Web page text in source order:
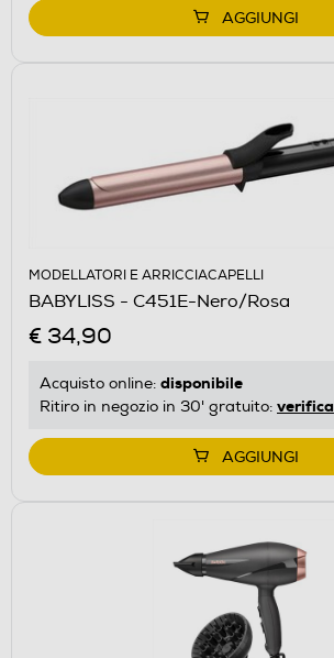
AGGIUNGI
MODELLATORI E ARRICCIACAPELLI
BABYLISS - C451E-Nero/Rosa
€ 34,90
Acquisto online: disponibile
Ritiro in negozio in 30' gratuito: verifica
AGGIUNGI